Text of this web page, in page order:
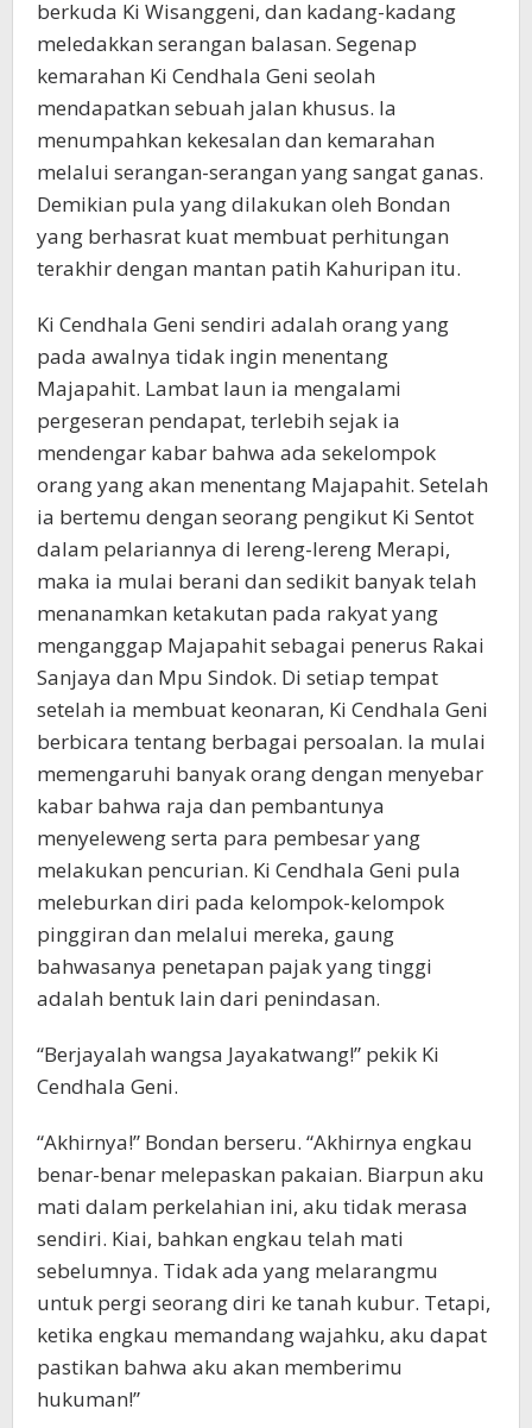
berkuda Ki Wisanggeni, dan kadang-kadang
meledakkan serangan balasan. Segenap
kemarahan Ki Cendhala Geni seolah
mendapatkan sebuah jalan khusus. Ia
menumpahkan kekesalan dan kemarahan
melalui serangan-serangan yang sangat ganas.
Demikian pula yang dilakukan oleh Bondan
yang berhasrat kuat membuat perhitungan
terakhir dengan mantan patih Kahuripan itu.
Ki Cendhala Geni sendiri adalah orang yang
pada awalnya tidak ingin menentang
Majapahit. Lambat laun ia mengalami
pergeseran pendapat, terlebih sejak ia
mendengar kabar bahwa ada sekelompok
orang yang akan menentang Majapahit. Setelah
ia bertemu dengan seorang pengikut Ki Sentot
dalam pelariannya di lereng-lereng Merapi,
maka ia mulai berani dan sedikit banyak telah
menanamkan ketakutan pada rakyat yang
menganggap Majapahit sebagai penerus Rakai
Sanjaya dan Mpu Sindok. Di setiap tempat
setelah ia membuat keonaran, Ki Cendhala Geni
berbicara tentang berbagai persoalan. Ia mulai
memengaruhi banyak orang dengan menyebar
kabar bahwa raja dan pembantunya
menyeleweng serta para pembesar yang
melakukan pencurian. Ki Cendhala Geni pula
meleburkan diri pada kelompok-kelompok
pinggiran dan melalui mereka, gaung
bahwasanya penetapan pajak yang tinggi
adalah bentuk lain dari penindasan.
“Berjayalah wangsa Jayakatwang!” pekik Ki
Cendhala Geni.
“Akhirnya!” Bondan berseru. “Akhirnya engkau
benar-benar melepaskan pakaian. Biarpun aku
mati dalam perkelahian ini, aku tidak merasa
sendiri. Kiai, bahkan engkau telah mati
sebelumnya. Tidak ada yang melarangmu
untuk pergi seorang diri ke tanah kubur. Tetapi,
ketika engkau memandang wajahku, aku dapat
pastikan bahwa aku akan memberimu
hukuman!”